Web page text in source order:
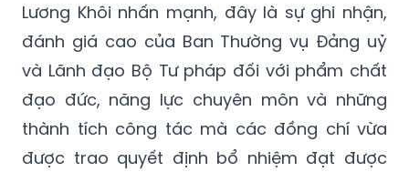
Lương Khôi nhấn mạnh, đây là sự ghi nhận,
đánh giá cao của Ban Thường vụ Đảng uỷ
và Lãnh đạo Bộ Tư pháp đối với phẩm chất
đạo đức, năng lực chuyên môn và những
thành tích công tác mà các đồng chí vừa
được trao quyết định bổ nhiệm đạt được